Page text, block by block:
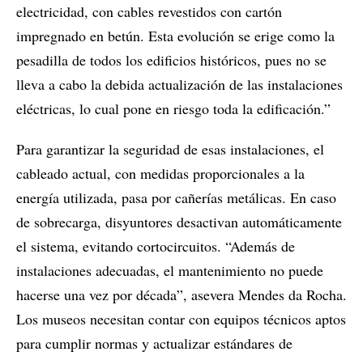
electricidad, con cables revestidos con cartón
impregnado en betún. Esta evolución se erige como la
pesadilla de todos los edificios históricos, pues no se
lleva a cabo la debida actualización de las instalaciones
eléctricas, lo cual pone en riesgo toda la edificación.”
Para garantizar la seguridad de esas instalaciones, el
cableado actual, con medidas proporcionales a la
energía utilizada, pasa por cañerías metálicas. En caso
de sobrecarga, disyuntores desactivan automáticamente
el sistema, evitando cortocircuitos. “Además de
instalaciones adecuadas, el mantenimiento no puede
hacerse una vez por década”, asevera Mendes da Rocha.
Los museos necesitan contar con equipos técnicos aptos
para cumplir normas y actualizar estándares de